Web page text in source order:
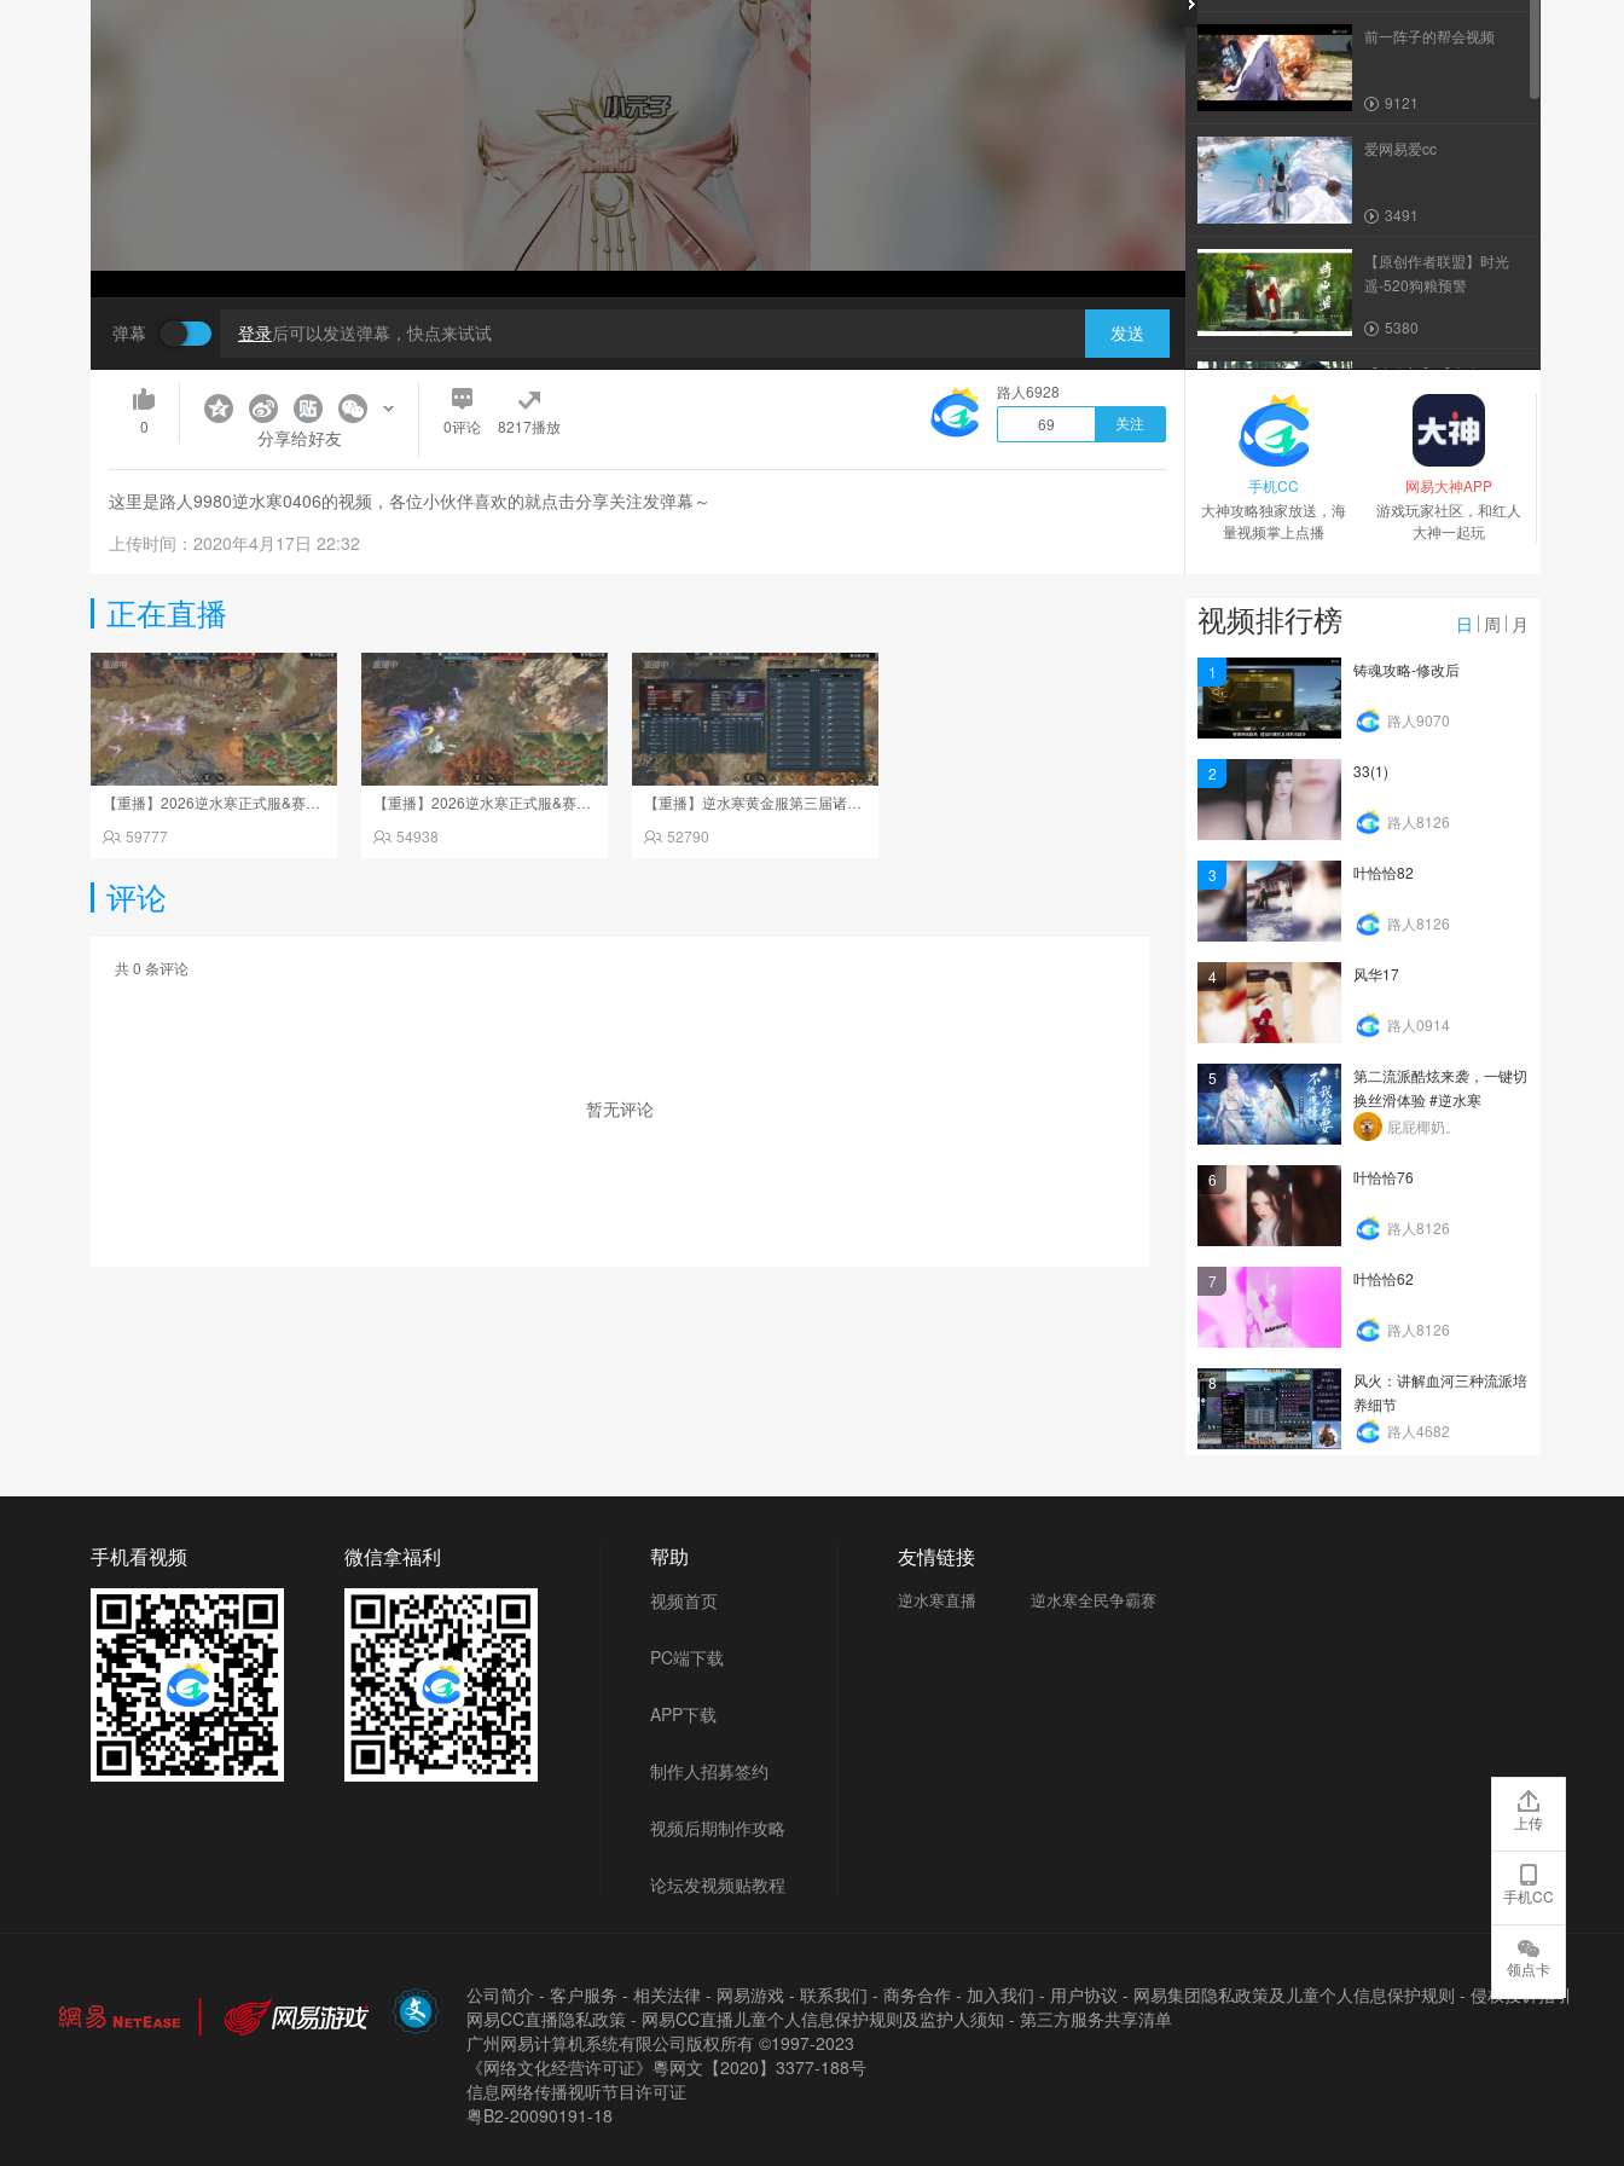
弹幕 登录后可以发送弹幕，快点来试试 发送
前一阵子的帮会视频
9121
爱网易爱cc
3491
【原创作者联盟】时光
遥-520狗粮预警
5380
【自在门】【真人cos
剧】【素问X九灵】【...
5.6万
烟雨江南完整版帮宣
情深》编辑器再塑经典
8244
予之欢颜02
1.6万
0 分享给好友 0评论 8217播放
路人6928
69
关注
这里是路人9980逆水寒0406的视频，各位小伙伴喜欢的就点击分享关注发弹幕～
上传时间：2020年4月17日 22:32
手机CC
大神攻略独家放送，海
量视频掌上点播
网易大神APP
游戏玩家社区，和红人
大神一起玩
正在直播
59777
54938
52790
评论
共0 条评论
暂无评论
视频排行榜 日 周 月
1 铸魂攻略-修改后
路人9070
2 33(1)
路人8126
3 叶恰恰82
路人8126
4 风华17
路人0914
5
第二流派酷炫来袭，一键切
换丝滑体验 #逆水寒
屁屁椰奶。
6 叶恰恰76
路人8126
7 叶恰恰62
路人8126
8
风火：讲解血河三种流派培
养细节
路人4682
手机看视频 微信拿福利 帮助
视频首页
PC端下载
APP下载
制作人招募签约
视频后期制作攻略
论坛发视频贴教程
友情链接
逆水寒直播 逆水寒全民争霸赛
公司简介 - 客户服务 - 相关法律 - 网易游戏 - 联系我们 - 商务合作 - 加入我们 - 用户协议 - 网易集团隐私政策及儿童个人信息保护规则 - 侵权投诉指引
网易CC直播隐私政策 - 网易CC直播儿童个人信息保护规则及监护人须知 - 第三方服务共享清单
广州网易计算机系统有限公司版权所有 ©1997-2023
《网络文化经营许可证》粵网文【2020】3377-188号
信息网络传播视听节目许可证
粤B2-20090191-18
上传
手机CC
领点卡